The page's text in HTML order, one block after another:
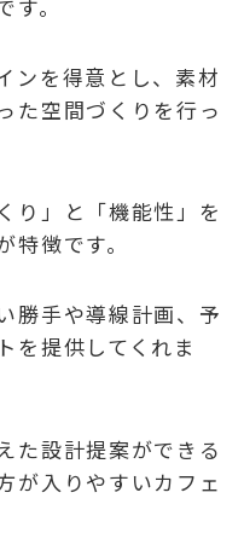
。
ンを得意とし、素材
た空間づくりを行っ
り」と「機能性」を
徴です。
勝手や導線計画、予
を提供してくれま
た設計提案ができる
が入りやすいカフェ